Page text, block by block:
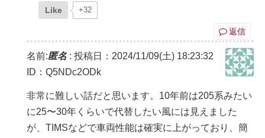
Like +32
返信
名前:匿名: 投稿日：2024/11/09(土) 18:23:32
ID：Q5NDc2ODk
非常に難しい話だと思います。10年前は205系みたい
に25〜30年くらいで代替したい風には見えました
が、TIMSなどで車両性能は確実に上がっており、簡